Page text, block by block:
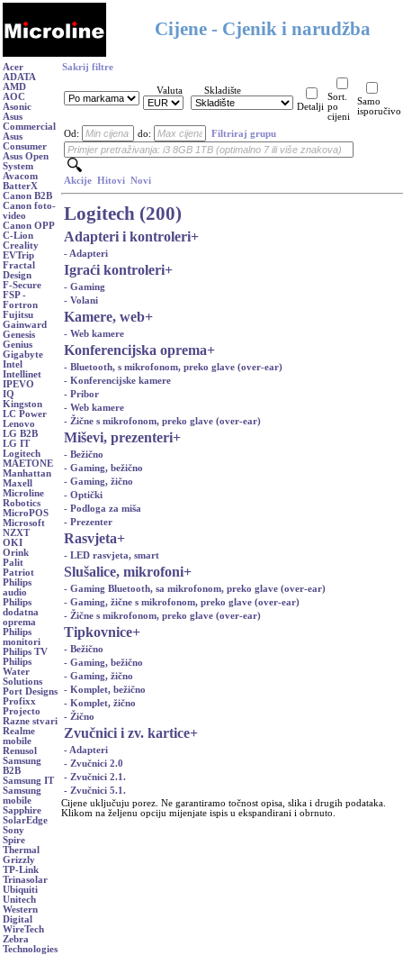
Cijene - Cjenik i narudžba
Acer
ADATA
AMD
AOC
Asonic
Asus
Commercial
Asus
Consumer
Asus Open
System
Avacom
BatterX
Canon B2B
Canon foto-
video
Canon OPP
C-Lion
Creality
EVTrip
Fractal
Design
F-Secure
FSP -
Fortron
Fujitsu
Gainward
Genesis
Genius
Gigabyte
Intel
Intellinet
IPEVO
IQ
Kingston
LC Power
Lenovo
LG B2B
LG IT
Logitech
MAETONE
Manhattan
Maxell
Microline
Robotics
MicroPOS
Microsoft
NZXT
OKI
Orink
Palit
Patriot
Philips
audio
Philips
dodatna
oprema
Philips
monitori
Philips TV
Philips
Water
Solutions
Port Designs
Profixx
Projecto
Razne stvari
Realme
mobile
Renusol
Samsung
B2B
Samsung IT
Samsung
mobile
Sapphire
SolarEdge
Sony
Spire
Thermal
Grizzly
TP-Link
Trinasolar
Ubiquiti
Unitech
Western
Digital
WireTech
Zebra
Technologies
Sakrij filtre
Valuta
Skladište
Detalji
Sort.
po
cijeni
Samo
isporučivo
Od: do: Filtriraj grupu
Akcije Hitovi Novi
Logitech (200)
Adapteri i kontroleri+
- Adapteri
Igraći kontroleri+
- Gaming
- Volani
Kamere, web+
- Web kamere
Konferencijska oprema+
- Bluetooth, s mikrofonom, preko glave (over-ear)
- Konferencijske kamere
- Pribor
- Web kamere
- Žične s mikrofonom, preko glave (over-ear)
Miševi, prezenteri+
- Bežično
- Gaming, bežično
- Gaming, žično
- Optički
- Podloga za miša
- Prezenter
Rasvjeta+
- LED rasvjeta, smart
Slušalice, mikrofoni+
- Gaming Bluetooth, sa mikrofonom, preko glave (over-ear)
- Gaming, žične s mikrofonom, preko glave (over-ear)
- Žične s mikrofonom, preko glave (over-ear)
Tipkovnice+
- Bežično
- Gaming, bežično
- Gaming, žično
- Komplet, bežično
- Komplet, žično
- Žično
Zvučnici i zv. kartice+
- Adapteri
- Zvučnici 2.0
- Zvučnici 2.1.
- Zvučnici 5.1.
Cijene uključuju porez. Ne garantiramo točnost opisa, slika i drugih podataka.
Klikom na željenu opciju mijenjate ispis u ekspandirani i obrnuto.